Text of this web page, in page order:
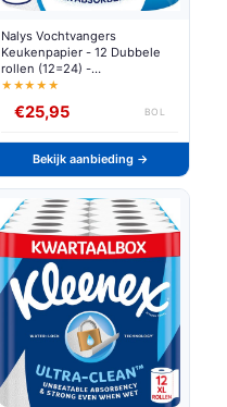
Nalys Vochtvangers
Keukenpapier - 12 Dubbele
rollen (12=24) -
Voordeelverpakking
★★★★★
€25,95 BOL
Bekijk aanbieding →